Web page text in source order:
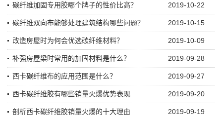
2019-10-22
碳纤维加固专用胶哪个牌子的性价比高？
2019-10-15
碳纤维双向布能够处理建筑结构哪些问题？
2019-10-09
改造房屋时为何会优选碳纤维材料？
2019-09-28
补强房屋梁时常用的加固材料是什么？
2019-09-27
西卡碳纤维布的应用范围是什么？
2019-09-20
西卡碳纤维胶有哪些销量火爆优势表现
2019-09-19
剖析西卡碳纤维胶销量火爆的十大理由